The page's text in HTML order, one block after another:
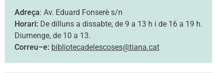
Adreça: Av. Eduard Fonserè s/n
Horari: De dilluns a dissabte, de 9 a 13 h i de 16 a 19 h.
Diumenge, de 10 a 13.
Correu–e: bibliotecadelescoses@tiana.cat